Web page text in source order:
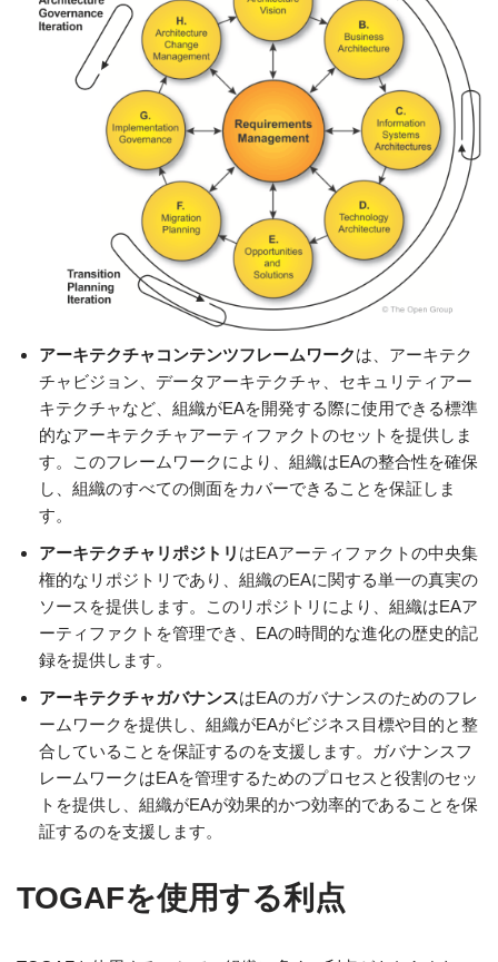
アーキテクチャコンテンツフレームワークは、アーキテク
チャビジョン、データアーキテクチャ、セキュリティアー
キテクチャなど、組織がEAを開発する際に使用できる標準
的なアーキテクチャアーティファクトのセットを提供しま
す。このフレームワークにより、組織はEAの整合性を確保
し、組織のすべての側面をカバーできることを保証しま
す。
アーキテクチャリポジトリ はEAアーティファクトの中央集
権的なリポジトリであり、組織のEAに関する単一の真実の
ソースを提供します。このリポジトリにより、組織はEAア
ーティファクトを管理でき、EAの時間的な進化の歴史的記
録を提供します。
アーキテクチャガバナンスはEAのガバナンスのためのフレ
ームワークを提供し、組織がEAがビジネス目標や目的と整
合していることを保証するのを支援します。ガバナンスフ
レームワークはEAを管理するためのプロセスと役割のセッ
トを提供し、組織がEAが効果的かつ効率的であることを保
証するのを支援します。
TOGAFを使用する利点